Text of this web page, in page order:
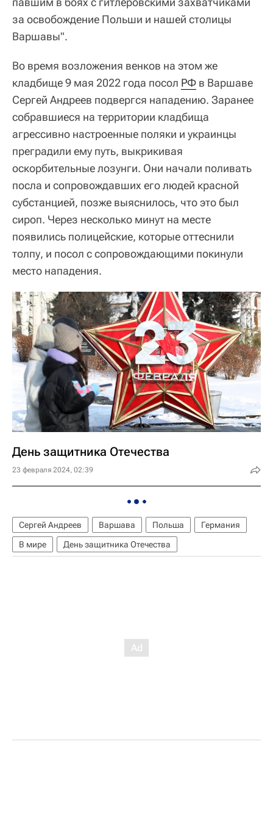
за освобождение Польши и нашей столицы
Варшавы".
Во время возложения венков на этом же
кладбище 9 мая 2022 года посол РФ в Варшаве
Сергей Андреев подвергся нападению. Заранее
собравшиеся на территории кладбища
агрессивно настроенные поляки и украинцы
преградили ему путь, выкрикивая
оскорбительные лозунги. Они начали поливать
посла и сопровождавших его людей красной
субстанцией, позже выяснилось, что это был
сироп. Через несколько минут на месте
появились полицейские, которые оттеснили
толпу, и посол с сопровождающими покинули
место нападения.
День защитника Отечества
23 февраля 2024, 02:39
Сергей Андреев Варшава Польша
Германия
В мире
День защитника Отечества